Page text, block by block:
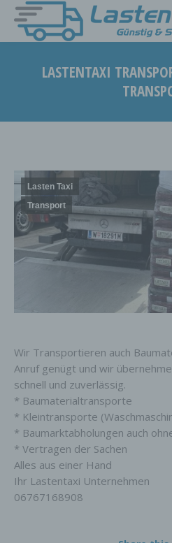
LASTENTAXI
Lasten Taxi
Transport
Wir Transportieren auch
Anruf genügt und wir
schnell und zuverlässig.
* Baumaterialtransporte
* Kleintransporte
* Baumarktabholungen auch
* Vertragen der Sachen
Alles aus einer Hand
Ihr Lastentaxi Unternehmen
06767168908